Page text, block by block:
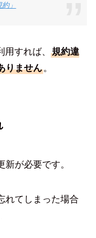
」
用すれば、
規約違
りません。
が必要です。
れてしまった場合